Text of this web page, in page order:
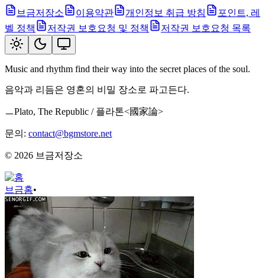
브금저장소 이용약관 개인정보 취급 방침
포인트, 레
벨 정책
저작권 보호요청 및 정책 저작권 보호요청 목록
Music and rhythm find their way into the secret places of the soul.
음악과 리듬은 영혼의 비밀 장소로 파고든다.
ㅡPlato, The Republic / 플라톤<國家論>
문의: contact@bgmstore.net
© 2026 브금저장소
브금홈•